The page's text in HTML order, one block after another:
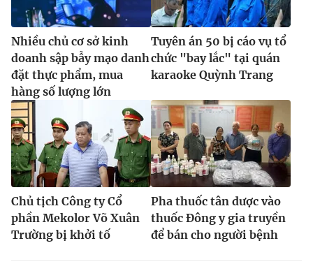
Nhiều chủ cơ sở kinh
doanh sập bẫy mạo danh
đặt thực phẩm, mua
hàng số lượng lớn
Tuyên án 50 bị cáo vụ tổ
chức "bay lắc" tại quán
karaoke Quỳnh Trang
Chủ tịch Công ty Cổ
phần Mekolor Võ Xuân
Trường bị khởi tố
Pha thuốc tân dược vào
thuốc Đông y gia truyền
để bán cho người bệnh